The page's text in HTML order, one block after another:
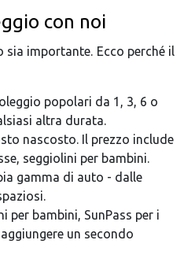
con noi
importante. Ecco perché il
popolari da 1, 3, 6 o
altra durata.
nascosto. Il prezzo include
seggiolini per bambini.
gamma di auto - dalle
per bambini, SunPass per i
un secondo